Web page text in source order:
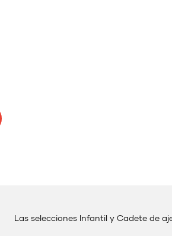
Las selecciones Infantil y Cadete de